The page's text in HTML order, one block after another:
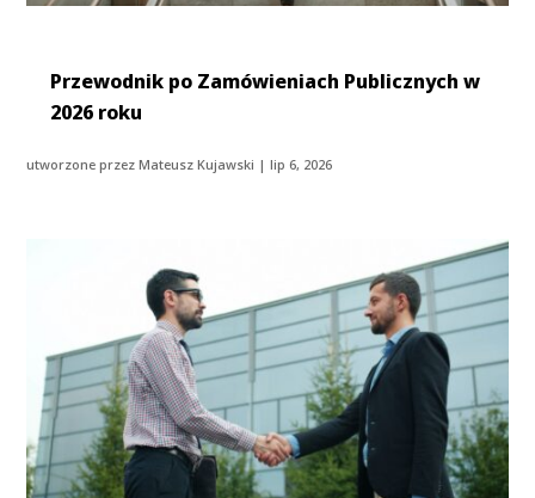
Przewodnik po Zamówieniach Publicznych w
2026 roku
utworzone przezMateusz Kujawski |lip 6, 2026